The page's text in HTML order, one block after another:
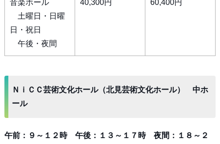
音楽ホール
土曜日・日曜
日・祝日
午後・夜間
40,300円 60,400円
ＮｉＣＣ芸術文化ホール（北見芸術文化ホール） 中ホ
ール
午前：９～１２時 午後：１３～１７時 夜間：１８～２